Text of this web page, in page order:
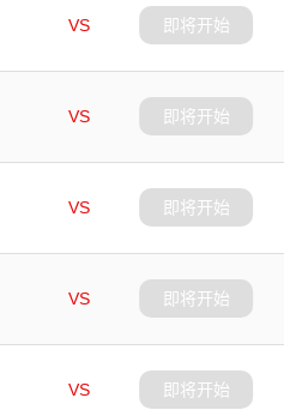
VS
即将开始
VS
即将开始
VS
即将开始
VS
即将开始
VS
即将开始